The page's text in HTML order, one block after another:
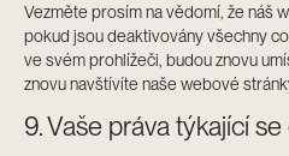
Vezměte prosím na vědomí, že náš
pokud jsou deaktivovány všechny
ve svém prohlížeči, budou znovu
znovu navštívíte naše webové
9. Vaše práva týkající